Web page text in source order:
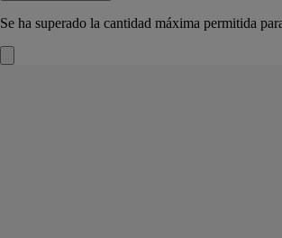
Se ha superado la cantidad máxima permitida